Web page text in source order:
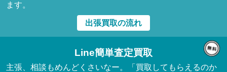
ます。
出張買取の流れ
Line簡単査定買取
主張、相談もめんどくさいなー。「買取してもらえるのか